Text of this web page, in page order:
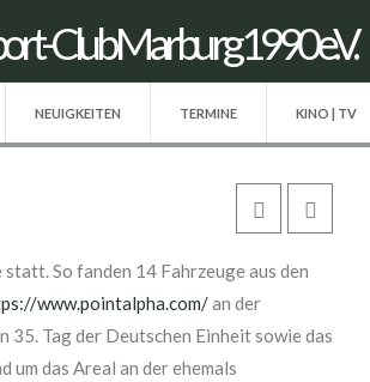
NEUIGKEITEN TERMINE KINO | TV
So fanden 14 Fahrzeuge aus den
www.pointalpha.com/an der
Tag der Deutschen Einheit sowie das
das Areal an der ehemals